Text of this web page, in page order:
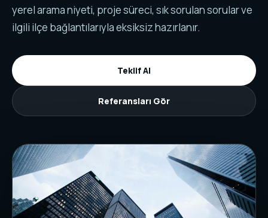
yerel arama niyeti, proje süreci, sık sorulan sorular ve
ilgili ilçe bağlantılarıyla eksiksiz hazırlanır.
Teklif Al
Referansları Gör